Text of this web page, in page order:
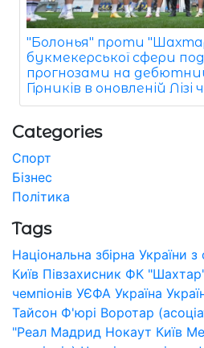
"Болонья" проти
букмекерської сфери
прогнозами на
Гірників в оновленій Лізі
Categories
Спорт
Бізнес
Політика
Tags
Національна збірна України
Київ Півзахисник ФК
чемпіонів УЄФА Україна
Тайсон Ф'юрі Воротар
"Реал Мадрид Нокаут Київ